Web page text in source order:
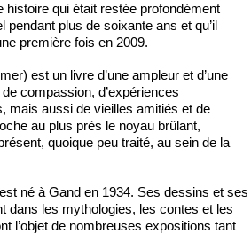
qui était restée profondément
pendant plus de soixante ans et qu’il
première fois en 2009.
est un livre d’une ampleur et d’une
compassion, d’expériences
mais aussi de vieilles amitiés et de
au plus près le noyau brûlant,
quoique peu traité, au sein de la
né à Gand en 1934. Ses dessins et ses
dans les mythologies, les contes et les
l’objet de nombreuses expositions tant